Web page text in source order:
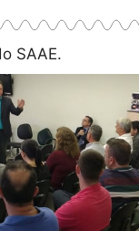
SAAE.